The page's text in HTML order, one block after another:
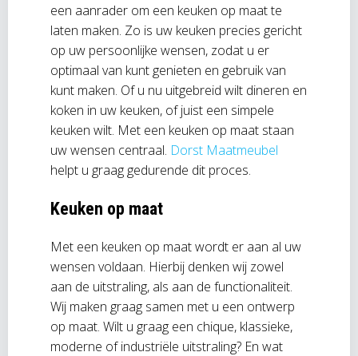
een aanrader om een keuken op maat te
laten maken. Zo is uw keuken precies gericht
op uw persoonlijke wensen, zodat u er
optimaal van kunt genieten en gebruik van
kunt maken. Of u nu uitgebreid wilt dineren en
koken in uw keuken, of juist een simpele
keuken wilt. Met een keuken op maat staan
uw wensen centraal. Dorst Maatmeubel
helpt u graag gedurende dit proces.
Keuken op maat
Met een keuken op maat wordt er aan al uw
wensen voldaan. Hierbij denken wij zowel
aan de uitstraling, als aan de functionaliteit.
Wij maken graag samen met u een ontwerp
op maat. Wilt u graag een chique, klassieke,
moderne of industriële uitstraling? En wat